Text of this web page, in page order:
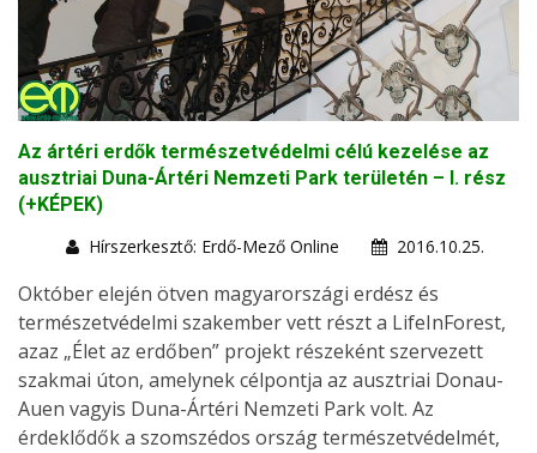
Az ártéri erdők természetvédelmi célú kezelése az
ausztriai Duna-Ártéri Nemzeti Park területén – I. rész
(+KÉPEK)
Hírszerkesztő: Erdő-Mező Online
2016.10.25.
Október elején ötven magyarországi erdész és
természetvédelmi szakember vett részt a LifeInForest,
azaz „Élet az erdőben” projekt részeként szervezett
szakmai úton, amelynek célpontja az ausztriai Donau-
Auen vagyis Duna-Ártéri Nemzeti Park volt. Az
érdeklődők a szomszédos ország természetvédelmét,